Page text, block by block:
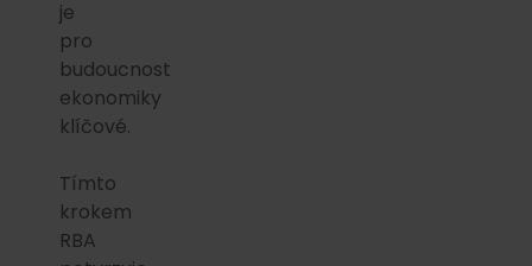
je
pro
budoucnost
ekonomiky
klíčové.
Tímto
krokem
RBA